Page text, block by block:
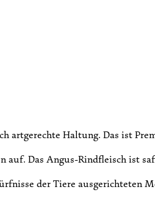
artgerechte Haltung. Das ist
Das Angus-Rindfleisch ist
der Tiere ausgerichteten